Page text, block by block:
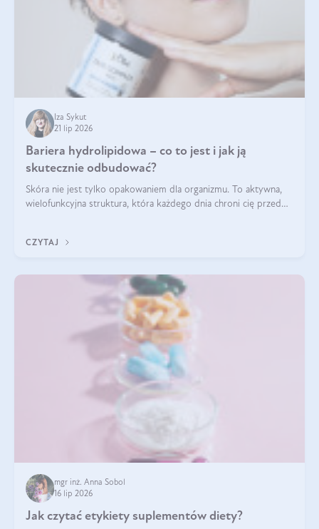
Iza Sykut
21 lip 2026
Bariera hydrolipidowa – co to jest i jak ją
skutecznie odbudować?
Skóra nie jest tylko opakowaniem dla organizmu. To aktywna,
wielofunkcyjna struktura, która każdego dnia chroni cię przed
bariera hydrolipidowa.
CZYTAJ
mgr inż. Anna Sobol
16 lip 2026
Jak czytać etykiety suplementów diety?